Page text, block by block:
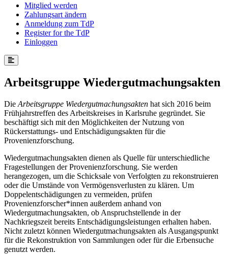
Mitglied werden
Zahlungsart ändern
Anmeldung zum TdP
Register for the TdP
Einloggen
Arbeitsgruppe Wiedergutmachungsakten
Die Arbeitsgruppe Wiedergutmachungsakten hat sich 2016 beim
Frühjahrstreffen des Arbeitskreises in Karlsruhe gegründet. Sie
beschäftigt sich mit den Möglichkeiten der Nutzung von
Rückerstattungs- und Entschädigungsakten für die
Provenienzforschung.
Wiedergutmachungsakten dienen als Quelle für unterschiedliche
Fragestellungen der Provenienzforschung. Sie werden
herangezogen, um die Schicksale von Verfolgten zu rekonstruieren
oder die Umstände von Vermögensverlusten zu klären. Um
Doppelentschädigungen zu vermeiden, prüfen
Provenienzforscher*innen außerdem anhand von
Wiedergutmachungsakten, ob Anspruchstellende in der
Nachkriegszeit bereits Entschädigungsleistungen erhalten haben.
Nicht zuletzt können Wiedergutmachungsakten als Ausgangspunkt
für die Rekonstruktion von Sammlungen oder für die Erbensuche
genutzt werden.